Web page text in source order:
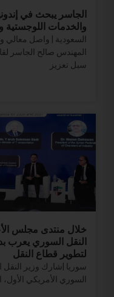
الجاسر يبحث في
والخدمات اللوجستية
السعودية | واصل معالي
المهندس صالح الجاسر
سبل تعزيز
خلال منتدى مجلس
النقل السوري يعرب
لتطوير قطاع النقل
سوريا |شارك وزير النقل
السوري الأمريكي الأول،